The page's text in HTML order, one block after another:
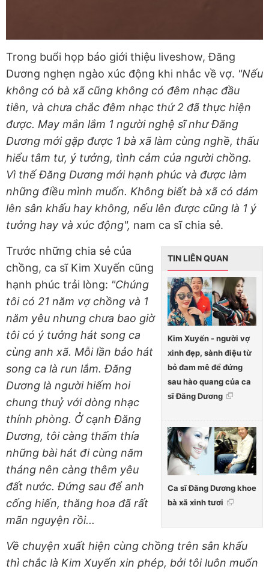
Trong buổi họp báo giới thiệu liveshow, Đăng
Dương nghẹn ngào xúc động khi nhắc về vợ. "Nếu
không có bà xã cũng không có đêm nhạc đầu
tiên, và chưa chắc đêm nhạc thứ 2 đã thực hiện
được. May mắn lắm 1 người nghệ sĩ như Đăng
Dương mới gặp được 1 bà xã làm cùng nghề, thấu
hiểu tâm tư, ý tưởng, tình cảm của người chồng.
Vì thế Đăng Dương mới hạnh phúc và được làm
những điều mình muốn. Không biết bà xã có dám
lên sân khấu hay không, nếu lên được cũng là 1 ý
tưởng hay và xúc động", nam ca sĩ chia sẻ.
TIN LIÊN QUAN
Kim Xuyến - người vợ
xinh đẹp, sành điệu từ
bỏ đam mê để đứng
sau hào quang của ca
sĩ Đăng Dương
Ca sĩ Đăng Dương khoe
bà xã xinh tươi
Trước những chia sẻ của
chồng, ca sĩ Kim Xuyến cũng
hạnh phúc trải lòng: "Chúng
tôi có 21 năm vợ chồng và 1
năm yêu nhưng chưa bao giờ
tôi có ý tưởng hát song ca
cùng anh xã. Mỗi lần bảo hát
song ca là run lắm. Đăng
Dương là người hiếm hoi
chung thuỷ với dòng nhạc
thính phòng. Ở cạnh Đăng
Dương, tôi càng thấm thía
những bài hát đi cùng năm
tháng nên càng thêm yêu
đất nước. Đứng sau để anh
cống hiến, thăng hoa đã rất
mãn nguyện rồi...
Về chuyện xuất hiện cùng chồng trên sân khấu
thì chắc là Kim Xuyến xin phép, bởi tôi luôn muốn